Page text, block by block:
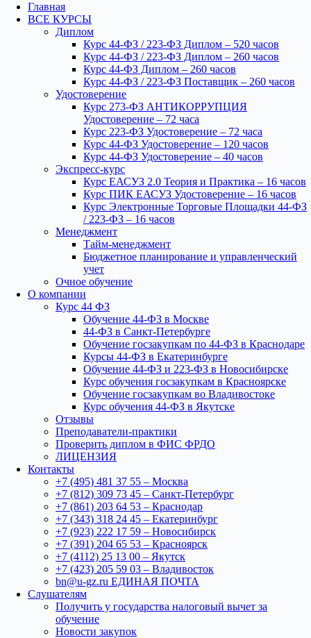
Главная
ВСЕ КУРСЫ
Диплом
Курс 44-ФЗ / 223-ФЗ Диплом – 520 часов
Курс 44-ФЗ / 223-ФЗ Диплом – 260 часов
Курс 44-ФЗ Диплом – 260 часов
Курс 44-ФЗ / 223-ФЗ Поставщик – 260 часов
Удостоверение
Курс 273-ФЗ АНТИКОРРУПЦИЯ
Удостоверение – 72 часа
Курс 223-ФЗ Удостоверение – 72 часа
Курс 44-ФЗ Удостоверение – 120 часов
Курс 44-ФЗ Удостоверение – 40 часов
Экспресс-курс
Курс ЕАСУЗ 2.0 Теория и Практика – 16 часов
Курс ПИК ЕАСУЗ Удостоверение – 16 часов
Курс Электронные Торговые Площадки 44-ФЗ
/ 223-ФЗ – 16 часов
Менеджмент
Тайм-менеджмент
Бюджетное планирование и управленческий
учет
Очное обучение
О компании
Курс 44 ФЗ
Обучение 44-ФЗ в Москве
44-ФЗ в Санкт-Петербурге
Обучение госзакупкам по 44-ФЗ в Краснодаре
Курсы 44-ФЗ в Екатеринбурге
Обучение 44-ФЗ и 223-ФЗ в Новосибирске
Курс обучения госзакупкам в Красноярске
Обучение госзакупкам во Владивостоке
Курс обучения 44-ФЗ в Якутске
Отзывы
Преподаватели-практики
Проверить диплом в ФИС ФРДО
ЛИЦЕНЗИЯ
Контакты
+7 (495) 481 37 55 – Москва
+7 (812) 309 73 45 – Санкт-Петербург
+7 (861) 203 64 53 – Краснодар
+7 (343) 318 24 45 – Екатеринбург
+7 (923) 222 17 59 – Новосибирск
+7 (391) 204 65 53 – Красноярск
+7 (4112) 25 13 00 – Якутск
+7 (423) 205 59 03 – Владивосток
bn@u-gz.ru ЕДИНАЯ ПОЧТА
Слушателям
Получить у государства налоговый вычет за
обучение
Новости закупок